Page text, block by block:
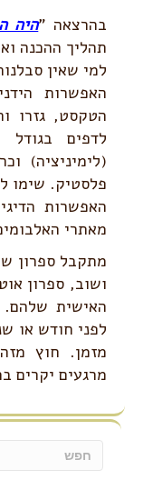
בהרצאה "היה
תהליך ההכנה
למי שאין
האפשרות
הטקסט, גזרו
(לימיניציה)
פלסטיק. שימו
האפשרות
מאתרי
מתקבל ספרון
ושוב, ספרון
האישית
לפני חודש או
מזמן. חוץ
מרגעים יקרים